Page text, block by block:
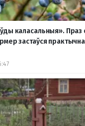
каласальныя». Праз
застаўся